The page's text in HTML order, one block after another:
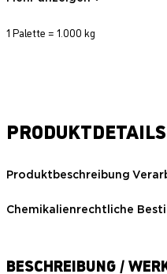
1 Palette = 1.000 kg
PRODUKTDETAILS
Produktbeschreibung
Chemikalienrechtliche
BESCHREIBUNG /